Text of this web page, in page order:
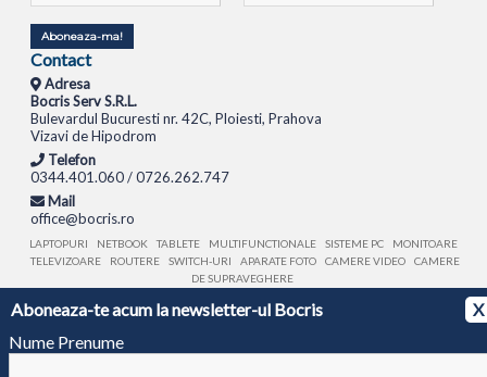
Aboneaza-te acum la newsletter-ul Bocris
X
Nume Prenume
Aboneaza-ma!
Contact
Adresa
Bocris Serv S.R.L.
Bulevardul Bucuresti nr. 42C, Ploiesti, Prahova
Vizavi de Hipodrom
Telefon
0344.401.060 / 0726.262.747
Mail
office@bocris.ro
LAPTOPURI NETBOOK TABLETE MULTIFUNCTIONALE SISTEME PC
MONITOARE
TELEVIZOARE
ROUTERE SWITCH-URI APARATE FOTO CAMERE VIDEO
CAMERE
DE SUPRAVEGHERE